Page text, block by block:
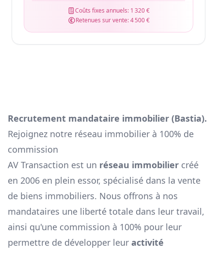
Coûts fixes annuels: 1 320 €
Retenues sur vente:4 500 €
Recrutement mandataire immobilier (Bastia).
Rejoignez notre réseau immobilier à 100% de
commission
AV Transaction est un réseau immobilier créé
en 2006 en plein essor, spécialisé dans la vente
de biens immobiliers. Nous offrons à nos
mandataires une liberté totale dans leur travail,
ainsi qu'une commission à 100% pour leur
permettre de développer leur activité